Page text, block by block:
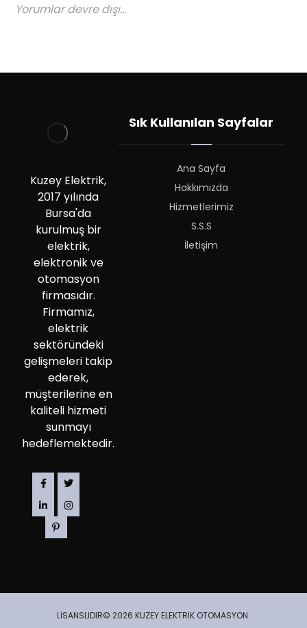
Yorumlar devre dışı...
Kuzey Elektrik,
2017 yılında
Bursa'da
kurulmuş bir
elektrik,
elektronik ve
otomasyon
firmasıdır.
Firmamız,
elektrik
sektöründeki
gelişmeleri takip
ederek,
müşterilerine en
kaliteli hizmeti
sunmayı
hedeflemektedir.
Sık Kullanılan Sayfalar
Ana Sayfa
Hakkımızda
Hizmetlerimiz
S.S.S
İletişim
LİSANSLIDIR© 2026 KUZEY ELEKTRİK OTOMASYON.